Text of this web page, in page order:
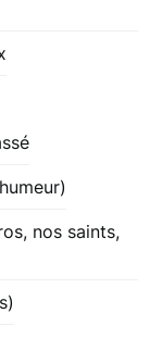
nos saints,